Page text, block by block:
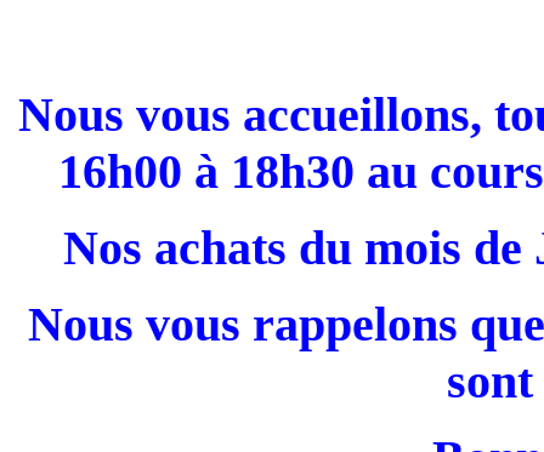
Nous vous accueillons,
16h00 à 18h30 au
Nos achats du mois
Nous vous rappelons